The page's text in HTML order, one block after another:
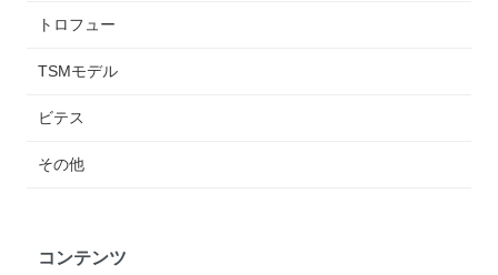
トロフュー
TSMモデル
ビテス
その他
コンテンツ